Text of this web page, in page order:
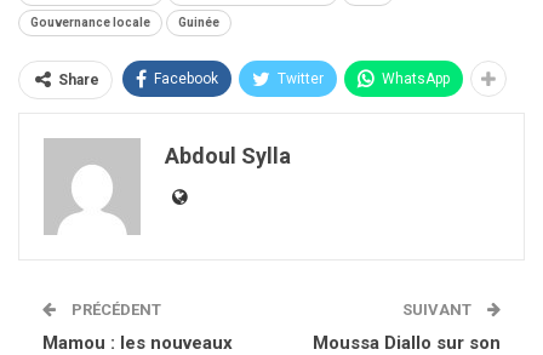
Gouvernance locale Guinée
Share Facebook Twitter WhatsApp
Abdoul Sylla
PRÉCÉDENT
Mamou : les nouveaux
SUIVANT
Moussa Diallo sur son